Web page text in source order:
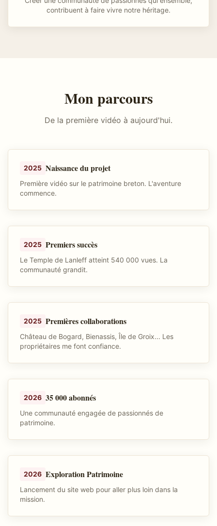
contribuent à faire vivre notre héritage.
Mon parcours
De la première vidéo à aujourd'hui.
2025 Naissance du projet
Première vidéo sur le patrimoine breton. L'aventure
commence.
2025 Premiers succès
Le Temple de Lanleff atteint 540 000 vues. La
communauté grandit.
2025 Premières collaborations
Château de Bogard, Bienassis, Île de Groix... Les
propriétaires me font confiance.
2026 35 000 abonnés
Une communauté engagée de passionnés de
patrimoine.
2026 Exploration Patrimoine
Lancement du site web pour aller plus loin dans la
mission.